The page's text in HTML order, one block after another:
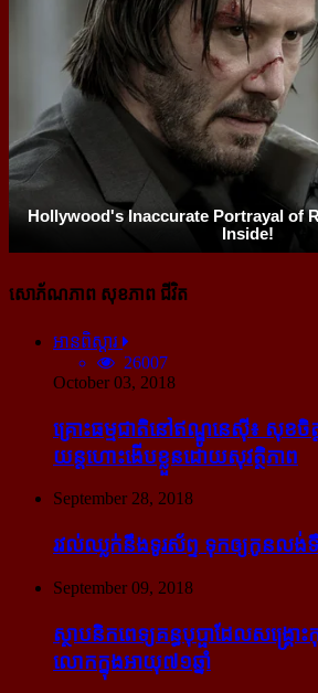
សោភ័ណភាព សុខភាព ជីវិត
អានពិស្ដារ
26007
October 03, 2018
គ្រោះធម្មជាតិនៅឥណ្ឌូនេស៊ី៖ សុខចិត្ត​
យន្ដហោះ​ងើប​ខ្លួន​ដោយ​សុវត្ថិភាព
September 28, 2018
រវល់​ឈ្លក់​នឹង​ទូរស័ព្ទ ទុក​ឲ្យ​កូន​លង់​
September 09, 2018
ស្ថាបនិក​ពេទ្យ​គន្ធបុប្ផា​ដែល​សង្គ្រោះ​
លោក​ក្នុង​អាយុ​៧១ឆ្នាំ